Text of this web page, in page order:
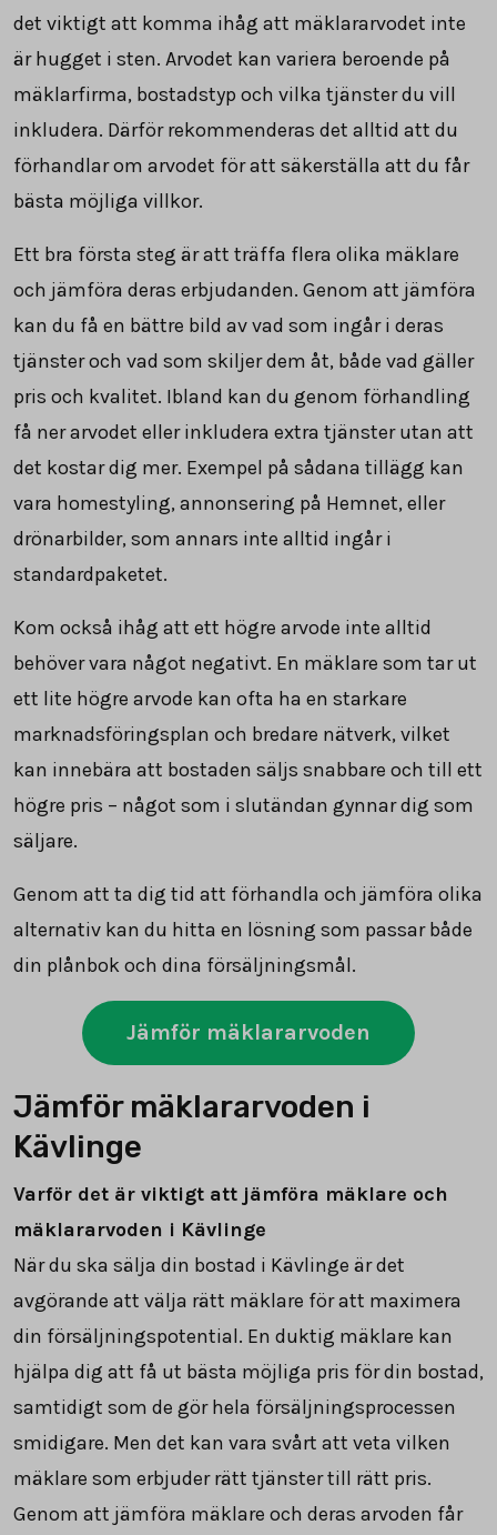
det viktigt att komma ihåg att mäklararvodet inte
är hugget i sten. Arvodet kan variera beroende på
mäklarfirma, bostadstyp och vilka tjänster du vill
inkludera. Därför rekommenderas det alltid att du
förhandlar om arvodet för att säkerställa att du får
bästa möjliga villkor.
Ett bra första steg är att träffa flera olika mäklare
och jämföra deras erbjudanden. Genom att jämföra
kan du få en bättre bild av vad som ingår i deras
tjänster och vad som skiljer dem åt, både vad gäller
pris och kvalitet. Ibland kan du genom förhandling
få ner arvodet eller inkludera extra tjänster utan att
det kostar dig mer. Exempel på sådana tillägg kan
vara homestyling, annonsering på Hemnet, eller
drönarbilder, som annars inte alltid ingår i
standardpaketet.
Kom också ihåg att ett högre arvode inte alltid
behöver vara något negativt. En mäklare som tar ut
ett lite högre arvode kan ofta ha en starkare
marknadsföringsplan och bredare nätverk, vilket
kan innebära att bostaden säljs snabbare och till ett
högre pris – något som i slutändan gynnar dig som
säljare.
Genom att ta dig tid att förhandla och jämföra olika
alternativ kan du hitta en lösning som passar både
din plånbok och dina försäljningsmål.
Jämför mäklararvoden
Jämför mäklararvoden i
Kävlinge
Varför det är viktigt att jämföra mäklare och
mäklararvoden i Kävlinge
När du ska sälja din bostad i Kävlinge är det
avgörande att välja rätt mäklare för att maximera
din försäljningspotential. En duktig mäklare kan
hjälpa dig att få ut bästa möjliga pris för din bostad,
samtidigt som de gör hela försäljningsprocessen
smidigare. Men det kan vara svårt att veta vilken
mäklare som erbjuder rätt tjänster till rätt pris.
Genom att jämföra mäklare och deras arvoden får